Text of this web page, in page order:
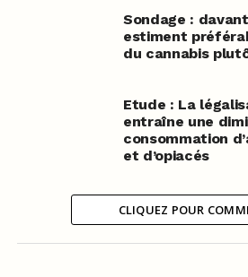
Sondage :
estiment
du cannabis
Etude : La
entraîne une
consommation
et d’opiacés
CLIQUEZ POUR